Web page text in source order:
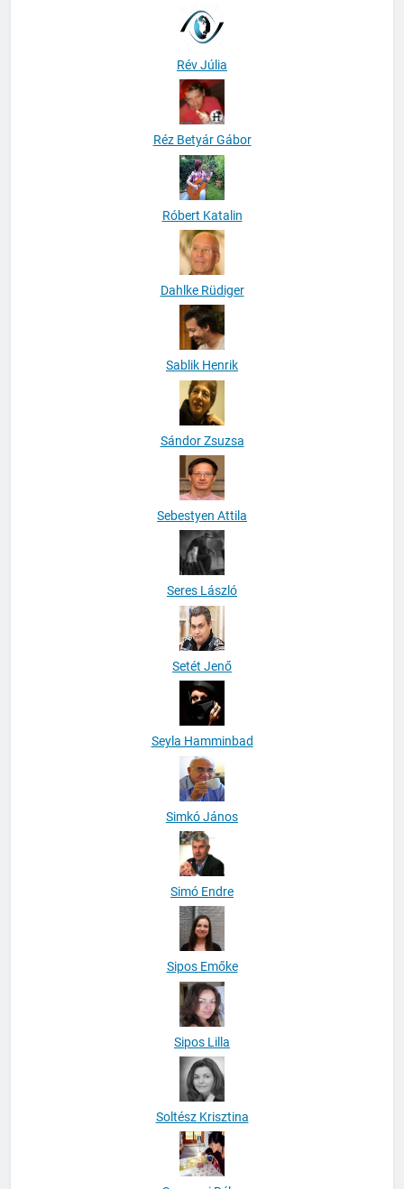
Rév Júlia
Réz Betyár Gábor
Róbert Katalin
Dahlke Rüdiger
Sablik Henrik
Sándor Zsuzsa
Sebestyen Attila
Seres László
Setét Jenő
Seyla Hamminbad
Simkó János
Simó Endre
Sipos Emőke
Sipos Lilla
Soltész Krisztina